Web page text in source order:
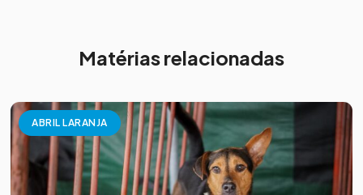
Matérias relacionadas
ABRIL LARANJA